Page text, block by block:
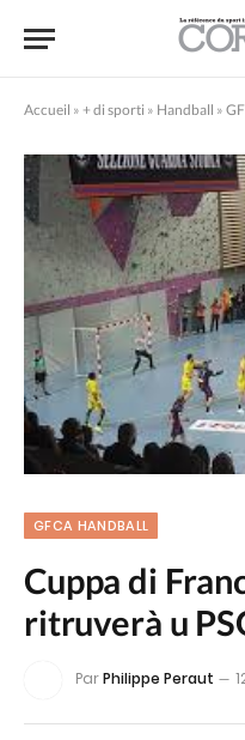
Accueil » + di sporti » Handball »
GFCA HANDBALL
Cuppa di
ritruverà u
ParPhilippe Peraut